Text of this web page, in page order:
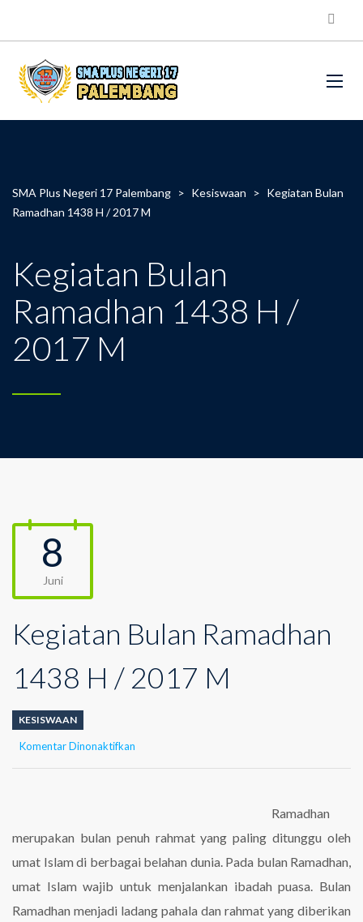
SMA Plus Negeri 17 Palembang > Kesiswaan > Kegiatan Bulan
Ramadhan 1438 H / 2017 M
Kegiatan Bulan
Ramadhan 1438 H /
2017 M
8
Juni
Kegiatan Bulan Ramadhan
1438 H / 2017 M
KESISWAAN
Komentar Dinonaktifkan
/
2017
Ramadhan
merupakan bulan penuh rahmat yang paling ditunggu oleh
umat Islam di berbagai belahan dunia. Pada bulan Ramadhan,
umat Islam wajib untuk menjalankan ibadah puasa. Bulan
Ramadhan menjadi ladang pahala dan rahmat yang diberikan